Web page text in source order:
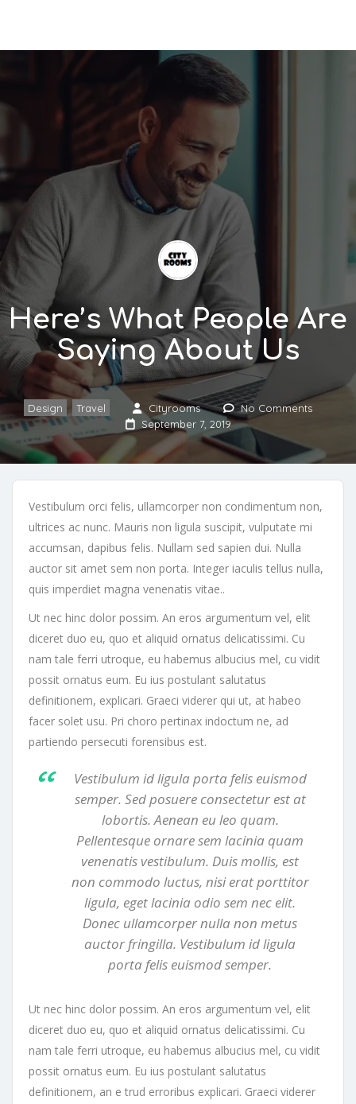
Here’s What People Are
Saying About Us
Design Travel Cityrooms
No Comments
September 7, 2019
Vestibulum orci felis, ullamcorper non condimentum non,
ultrices ac nunc. Mauris non ligula suscipit, vulputate mi
accumsan, dapibus felis. Nullam sed sapien dui. Nulla
auctor sit amet sem non porta. Integer iaculis tellus nulla,
quis imperdiet magna venenatis vitae..
Ut nec hinc dolor possim. An eros argumentum vel, elit
diceret duo eu, quo et aliquid ornatus delicatissimi. Cu
nam tale ferri utroque, eu habemus albucius mel, cu vidit
possit ornatus eum. Eu ius postulant salutatus
definitionem, explicari. Graeci viderer qui ut, at habeo
facer solet usu. Pri choro pertinax indoctum ne, ad
partiendo persecuti forensibus est.
Vestibulum id ligula porta felis euismod
semper. Sed posuere consectetur est at
lobortis. Aenean eu leo quam.
Pellentesque ornare sem lacinia quam
venenatis vestibulum. Duis mollis, est
non commodo luctus, nisi erat porttitor
ligula, eget lacinia odio sem nec elit.
Donec ullamcorper nulla non metus
auctor fringilla. Vestibulum id ligula
porta felis euismod semper.
Ut nec hinc dolor possim. An eros argumentum vel, elit
diceret duo eu, quo et aliquid ornatus delicatissimi. Cu
nam tale ferri utroque, eu habemus albucius mel, cu vidit
possit ornatus eum. Eu ius postulant salutatus
definitionem, an e trud erroribus explicari. Graeci viderer